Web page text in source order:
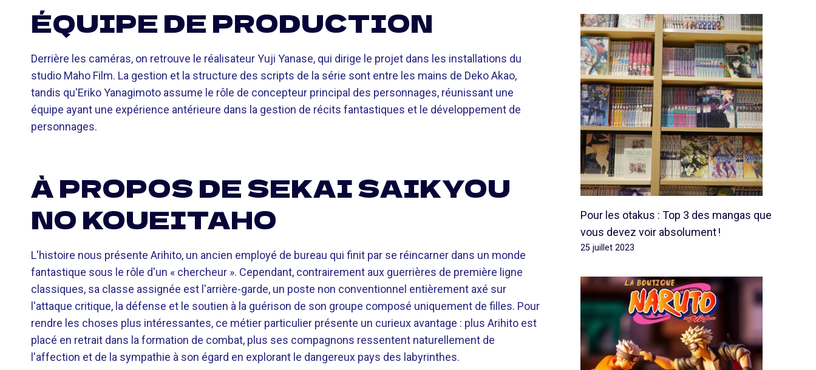
ÉQUIPE DE PRODUCTION
Derrière les caméras, on retrouve le réalisateur Yuji Yanase, qui dirige le projet dans les installations du
studio Maho Film. La gestion et la structure des scripts de la série sont entre les mains de Deko Akao,
tandis qu'Eriko Yanagimoto assume le rôle de concepteur principal des personnages, réunissant une
équipe ayant une expérience antérieure dans la gestion de récits fantastiques et le développement de
personnages.
À PROPOS DE SEKAI SAIKYOU
NO KOUEITAHO
L'histoire nous présente Arihito, un ancien employé de bureau qui finit par se réincarner dans un monde
fantastique sous le rôle d'un « chercheur ». Cependant, contrairement aux guerrières de première ligne
classiques, sa classe assignée est l'arrière-garde, un poste non conventionnel entièrement axé sur
l'attaque critique, la défense et le soutien à la guérison de son groupe composé uniquement de filles. Pour
rendre les choses plus intéressantes, ce métier particulier présente un curieux avantage : plus Arihito est
placé en retrait dans la formation de combat, plus ses compagnons ressentent naturellement de
l'affection et de la sympathie à son égard en explorant le dangereux pays des labyrinthes.
Pour les otakus : Top 3 des mangas que
vous devez voir absolument !
25 juillet 2023